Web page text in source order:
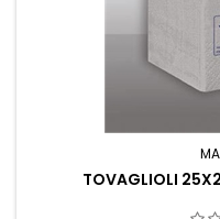
TOVAGLIOLI